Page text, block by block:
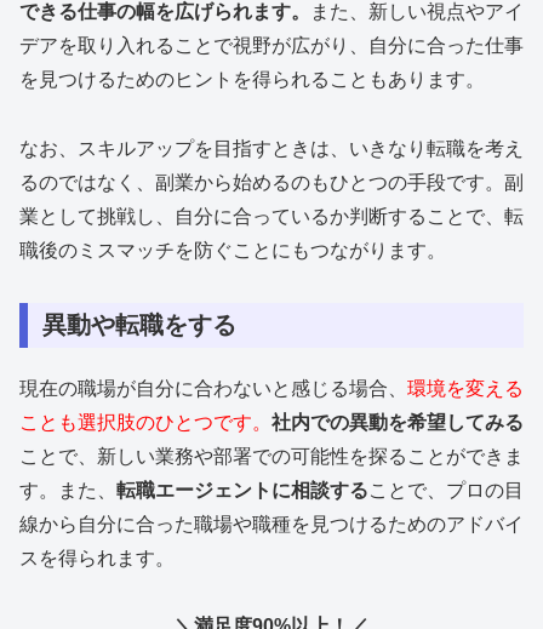
できる仕事の幅を広げられます。
また、新しい視点やアイ
デアを取り入れることで視野が広がり、自分に合った仕事
を見つけるためのヒントを得られることもあります。
なお、スキルアップを目指すときは、いきなり転職を考え
るのではなく、副業から始めるのもひとつの手段です。副
業として挑戦し、自分に合っているか判断することで、転
職後のミスマッチを防ぐことにもつながります。
異動や転職をする
現在の職場が自分に合わないと感じる場合、 環境を変える
ことも選択肢のひとつです。 社内での異動を希望してみる
ことで、新しい業務や部署での可能性を探ることができま
す。また、 転職エージェントに相談することで、プロの目
線から自分に合った職場や職種を見つけるためのアドバイ
スを得られます。